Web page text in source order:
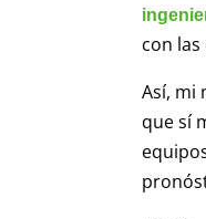
con
Así, mi
que sí